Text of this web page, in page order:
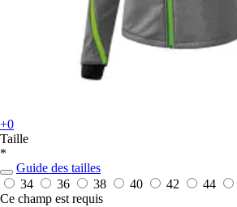
+0
Taille
*
Guide des tailles
34
36 38 40 42 44
Ce champ est requis